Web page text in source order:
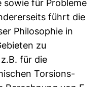
sowie für Probleme
führt die
Philosophie in
zu
für die
Torsions-